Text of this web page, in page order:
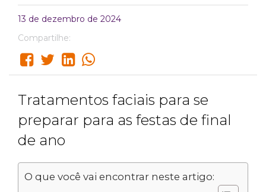
13 de dezembro de 2024
Compartilhe:
Tratamentos faciais para se
preparar para as festas de final
de ano
O que você vai encontrar neste artigo: